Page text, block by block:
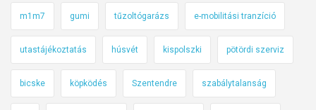
m1m7 gumi tűzoltógarázs e-mobilitási tranzíció
utastájékoztatás húsvét kispolszki pötördi szerviz
bicske köpködés Szentendre szabálytalanság